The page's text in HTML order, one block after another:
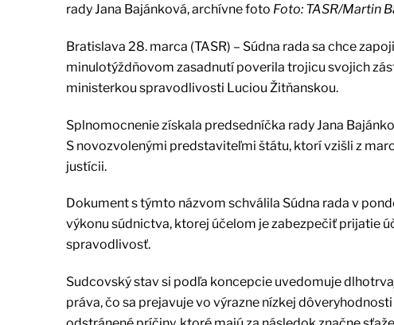
rady Jana Bajánková, archívne foto Foto: TASR/Martin
Bratislava 28. marca (TASR) – Súdna rada sa chce
minulotýždňovom zasadnutí poverila trojicu svojich
ministerkou spravodlivosti Luciou Žitňanskou.
Splnomocnenie získala predsedníčka rady Jana
S novozvolenými predstaviteľmi štátu, ktorí vzišli z
justícii.
Dokument s týmto názvom schválila Súdna rada v
výkonu súdnictva, ktorej účelom je zabezpečiť prijatie
spravodlivosť.
Sudcovský stav si podľa koncepcie uvedomuje
práva, čo sa prejavuje vo výrazne nízkej